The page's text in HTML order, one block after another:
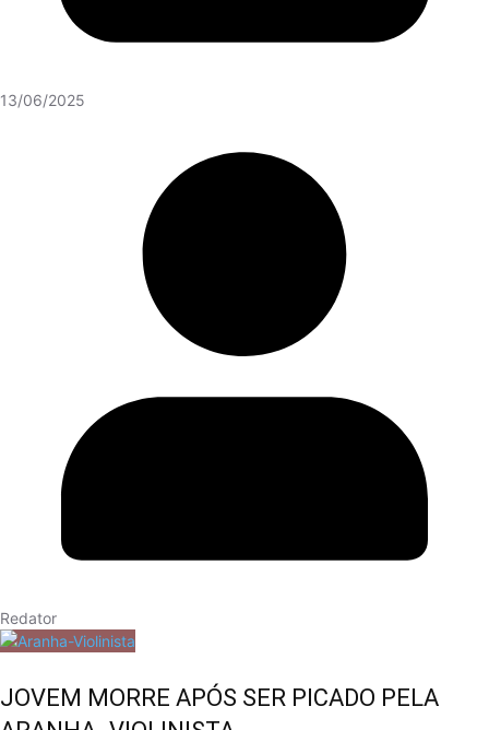
13/06/2025
Redator
JOVEM MORRE APÓS SER PICADO PELA